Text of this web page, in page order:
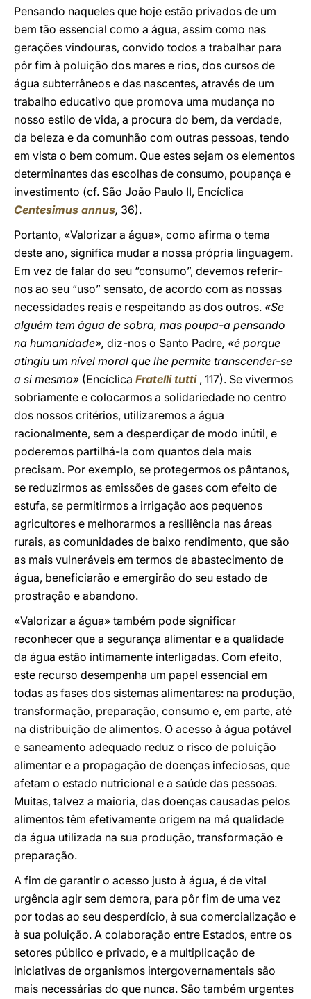
Pensando naqueles que hoje estão privados de um
bem tão essencial como a água, assim como nas
gerações vindouras, convido todos a trabalhar para
pôr fim à poluição dos mares e rios, dos cursos de
água subterrâneos e das nascentes, através de um
trabalho educativo que promova uma mudança no
nosso estilo de vida, a procura do bem, da verdade,
da beleza e da comunhão com outras pessoas, tendo
em vista o bem comum. Que estes sejam os elementos
determinantes das escolhas de consumo, poupança e
investimento (cf. São João Paulo II, Encíclica
Centesimus annus, 36).
Portanto, «Valorizar a água», como afirma o tema
deste ano, significa mudar a nossa própria linguagem.
Em vez de falar do seu “consumo”, devemos referir-
nos ao seu “uso” sensato, de acordo com as nossas
necessidades reais e respeitando as dos outros. «Se
alguém tem água de sobra, mas poupa-a pensando
na humanidade», diz-nos o Santo Padre, «é porque
atingiu um nível moral que lhe permite transcender-se
a si mesmo» (Encíclica Fratelli tutti, 117). Se vivermos
sobriamente e colocarmos a solidariedade no centro
dos nossos critérios, utilizaremos a água
racionalmente, sem a desperdiçar de modo inútil, e
poderemos partilhá-la com quantos dela mais
precisam. Por exemplo, se protegermos os pântanos,
se reduzirmos as emissões de gases com efeito de
estufa, se permitirmos a irrigação aos pequenos
agricultores e melhorarmos a resiliência nas áreas
rurais, as comunidades de baixo rendimento, que são
as mais vulneráveis em termos de abastecimento de
água, beneficiarão e emergirão do seu estado de
prostração e abandono.
«Valorizar a água» também pode significar
reconhecer que a segurança alimentar e a qualidade
da água estão intimamente interligadas. Com efeito,
este recurso desempenha um papel essencial em
todas as fases dos sistemas alimentares: na produção,
transformação, preparação, consumo e, em parte, até
na distribuição de alimentos. O acesso à água potável
e saneamento adequado reduz o risco de poluição
alimentar e a propagação de doenças infeciosas, que
afetam o estado nutricional e a saúde das pessoas.
Muitas, talvez a maioria, das doenças causadas pelos
alimentos têm efetivamente origem na má qualidade
da água utilizada na sua produção, transformação e
preparação.
A fim de garantir o acesso justo à água, é de vital
urgência agir sem demora, para pôr fim de uma vez
por todas ao seu desperdício, à sua comercialização e
à sua poluição. A colaboração entre Estados, entre os
setores público e privado, e a multiplicação de
iniciativas de organismos intergovernamentais são
mais necessárias do que nunca. São também urgentes